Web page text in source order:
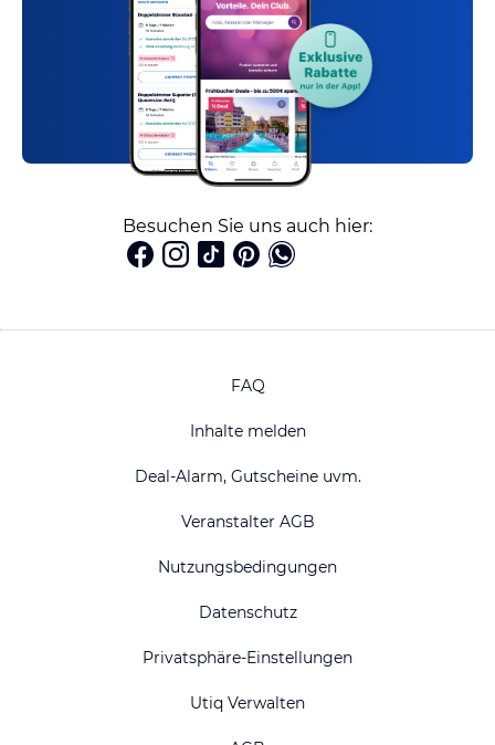
Besuchen Sie uns auch hier:
FAQ
Inhalte melden
Deal-Alarm, Gutscheine uvm.
Veranstalter AGB
Nutzungsbedingungen
Datenschutz
Privatsphäre-Einstellungen
Utiq Verwalten